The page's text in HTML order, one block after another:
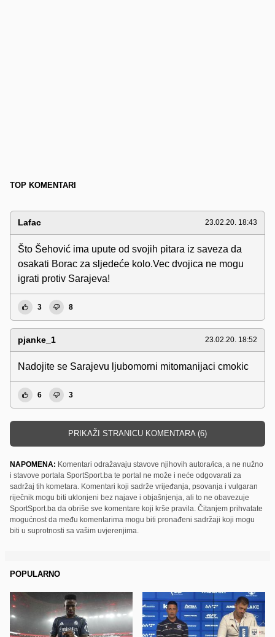
TOP KOMENTARI
Lafac 23.02.20. 18:43
Što Šehović ima upute od svojih pitara iz saveza da
osakati Borac za sljedeće kolo.Vec dvojica ne mogu
igrati protiv Sarajeva!
3 8
pjanke_1 23.02.20. 18:52
Nadojite se Sarajevu ljubomorni mitomanijaci cmokic
6 3
PRIKAŽI STRANICU KOMENTARA (6)
NAPOMENA: Komentari odražavaju stavove njihovih autora/ica, a ne nužno
i stavove portala SportSport.ba te portal ne može i neće odgovarati za
sadržaj tih kometara. Komentari koji sadrže vrijeđanja, psovanja i vulgaran
riječnik mogu biti uklonjeni bez najave i objašnjenja, ali to ne obavezuje
SportSport.ba da obriše sve komentare koji krše pravila. Čitanjem prihvatate
mogućnost da među komentarima mogu biti pronađeni sadržaji koji mogu
biti u suprotnosti sa vašim uvjerenjima.
POPULARNO